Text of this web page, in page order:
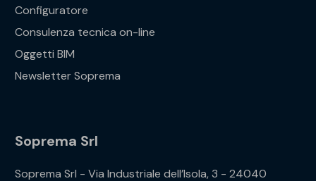
Configuratore
Consulenza tecnica on-line
Oggetti BIM
Newsletter Soprema
Soprema Srl
Soprema Srl - Via Industriale dell’Isola, 3 - 24040